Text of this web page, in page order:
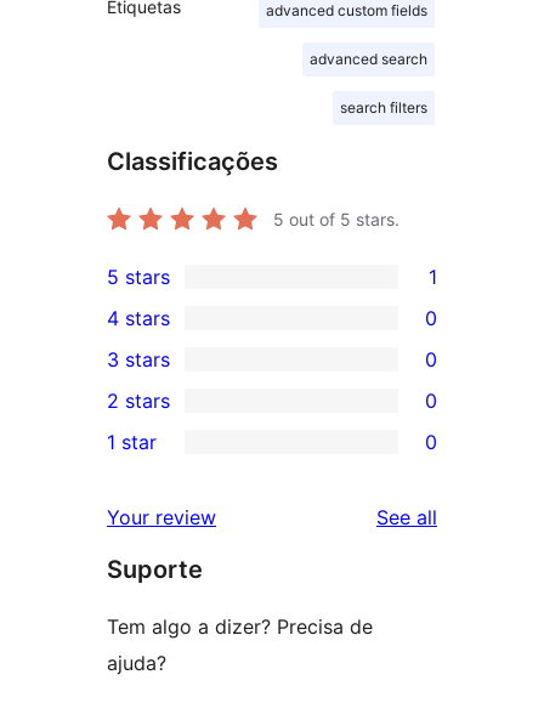
Etiquetas advanced custom fields
advanced search
search filters
Classificações
5 out of 5 stars.
1
5-
star
review
5 stars 1
4-
star
reviews
4 stars 0
0
3-
star
3 stars 0
2-
reviews
2 stars 0
star
reviews
1 star 0
Your review See all
Suporte
Tem algo a dizer? Precisa de
ajuda?